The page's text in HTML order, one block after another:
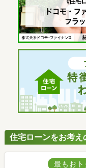
住宅ローンをお考え
最もお